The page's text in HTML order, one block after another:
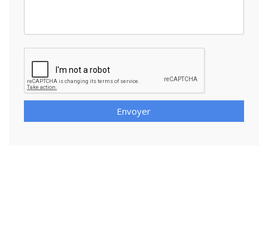
Envoyer